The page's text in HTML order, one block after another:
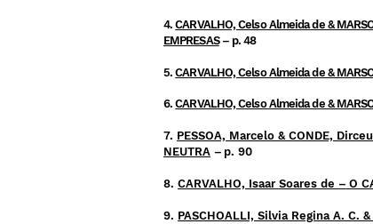
4.CARVALHO, Celso Almeida de &
EMPRESAS – p. 48
5.CARVALHO, Celso Almeida de &
6.CARVALHO, Celso Almeida de &
7. PESSOA, Marcelo & CONDE,
NEUTRA – p. 90
8. CARVALHO, Isaar Soares de – O
9. PASCHOALLI, Silvia Regina A. C.